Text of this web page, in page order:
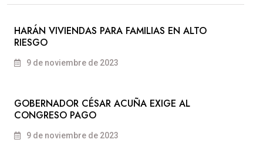
HARÁN VIVIENDAS PARA FAMILIAS EN ALTO
RIESGO
9 de noviembre de 2023
GOBERNADOR CÉSAR ACUÑA EXIGE AL
CONGRESO PAGO
9 de noviembre de 2023